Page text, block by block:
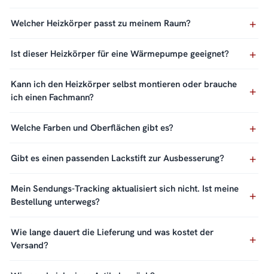
Welcher Heizkörper passt zu meinem Raum?
Ist dieser Heizkörper für eine Wärmepumpe geeignet?
Kann ich den Heizkörper selbst montieren oder brauche
ich einen Fachmann?
Welche Farben und Oberflächen gibt es?
Gibt es einen passenden Lackstift zur Ausbesserung?
Mein Sendungs-Tracking aktualisiert sich nicht. Ist meine
Bestellung unterwegs?
Wie lange dauert die Lieferung und was kostet der
Versand?